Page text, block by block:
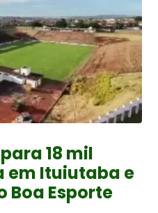
18 mil
em Ituiutaba e
Boa Esporte